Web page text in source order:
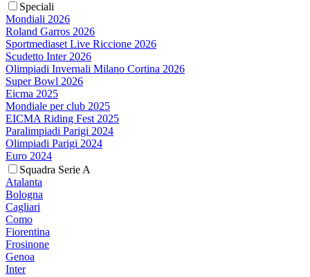
Speciali
Mondiali 2026
Roland Garros 2026
Sportmediaset Live Riccione 2026
Scudetto Inter 2026
Olimpiadi Invernali Milano Cortina 2026
Super Bowl 2026
Eicma 2025
Mondiale per club 2025
EICMA Riding Fest 2025
Paralimpiadi Parigi 2024
Olimpiadi Parigi 2024
Euro 2024
Squadra Serie A
Atalanta
Bologna
Cagliari
Como
Fiorentina
Frosinone
Genoa
Inter